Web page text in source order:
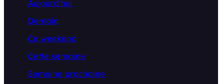
Aujourd’hui
Demain
Ce weekend
Cette semaine
Semaine prochaine